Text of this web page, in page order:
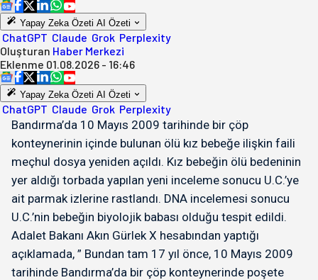
Yapay Zeka Özeti AI Özeti
ChatGPT Claude Grok Perplexity
Oluşturan Haber Merkezi
Eklenme 01.08.2026 - 16:46
Yapay Zeka Özeti AI Özeti
ChatGPT Claude Grok Perplexity
Bandırma’da 10 Mayıs 2009 tarihinde bir çöp
konteynerinin içinde bulunan ölü kız bebeğe ilişkin faili
meçhul dosya yeniden açıldı. Kız bebeğin ölü bedeninin
yer aldığı torbada yapılan yeni inceleme sonucu U.C.’ye
ait parmak izlerine rastlandı. DNA incelemesi sonucu
U.C.’nin bebeğin biyolojik babası olduğu tespit edildi.
Adalet Bakanı Akın Gürlek X hesabından yaptığı
açıklamada, ” Bundan tam 17 yıl önce, 10 Mayıs 2009
tarihinde Bandırma’da bir çöp konteynerinde poşete